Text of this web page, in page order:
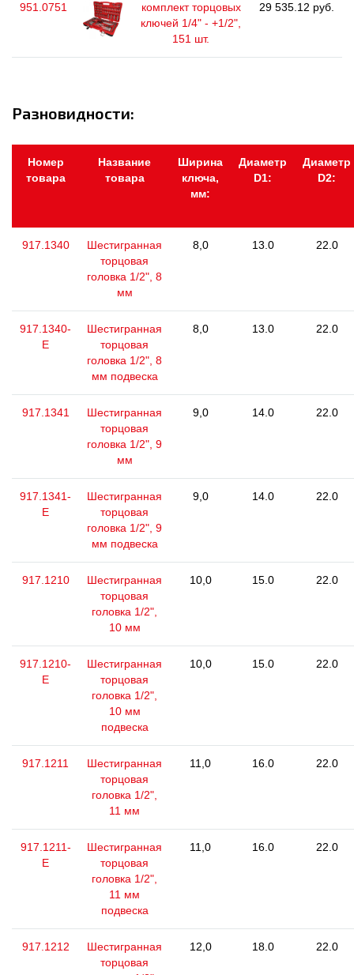
951.0751
комплект торцовых
ключей 1/4" - +1/2",
151 шт.
29 535.12 руб.
Разновидности:
Номер
товара
Название
товара
Ширина
ключа,
мм:
Диаметр
D1:
Диаметр
D2:
917.1340
Шестигранная
торцовая
головка 1/2", 8
мм
8,0 13.0 22.0
917.1340-
E
Шестигранная
торцовая
головка 1/2", 8
мм подвеска
8,0 13.0 22.0
917.1341
Шестигранная
торцовая
головка 1/2", 9
мм
9,0 14.0 22.0
917.1341-
E
Шестигранная
торцовая
головка 1/2", 9
мм подвеска
9,0 14.0 22.0
917.1210
Шестигранная
торцовая
головка 1/2",
10 мм
10,0 15.0 22.0
917.1210-
E
Шестигранная
торцовая
головка 1/2",
10 мм
подвеска
10,0 15.0 22.0
917.1211
Шестигранная
торцовая
головка 1/2",
11 мм
11,0 16.0 22.0
917.1211-
E
Шестигранная
торцовая
головка 1/2",
11 мм
подвеска
11,0 16.0 22.0
917.1212
Шестигранная
торцовая
12,0 18.0 22.0